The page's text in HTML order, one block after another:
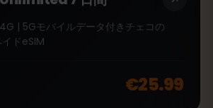
| 5Gモバイルデータ付きチェコの
ドeSIM
€25.99